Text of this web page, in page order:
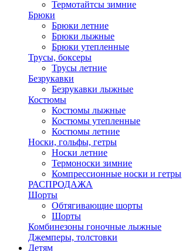
Термотайтсы зимние
Брюки
Брюки летние
Брюки лыжные
Брюки утепленные
Трусы, боксеры
Трусы летние
Безрукавки
Безрукавки лыжные
Костюмы
Костюмы лыжные
Костюмы утепленные
Костюмы летние
Носки, гольфы, гетры
Носки летние
Термоноски зимние
Компрессионные носки и гетры
РАСПРОДАЖА
Шорты
Обтягивающие шорты
Шорты
Комбинезоны гоночные лыжные
Джемперы, толстовки
Детям